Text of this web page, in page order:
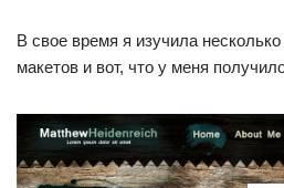
В свое время я изучила
макетов и вот, что у меня